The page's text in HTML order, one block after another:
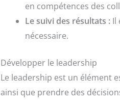
en compétences des
Le suivi des résultats :Il
nécessaire.
Développer le leadership
Le leadership est un élément
ainsi que prendre des